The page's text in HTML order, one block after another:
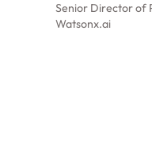
Senior Director of
Watsonx.ai